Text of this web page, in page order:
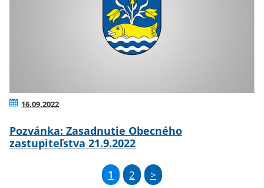
16.09.2022
Pozvánka: Zasadnutie Obecného
zastupiteľstva 21.9.2022
1 2 >